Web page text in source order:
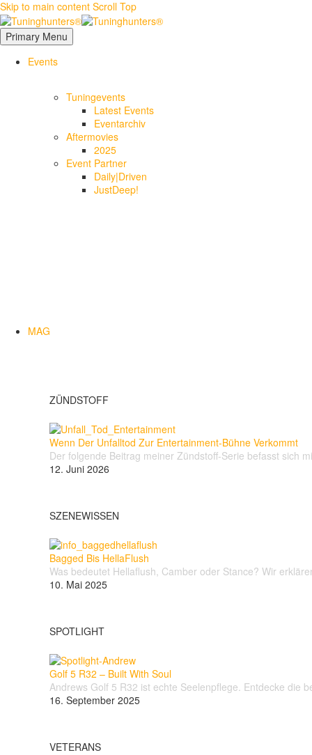
Skip to main content Scroll Top
Primary Menu
Events
Tuningevents
Latest Events
Eventarchiv
Aftermovies
2025
Event Partner
Daily|Driven
JustDeep!
MAG
ZÜNDSTOFF
Wenn Der Unfalltod Zur Entertainment-Bühne Verkommt
Der folgende Beitrag meiner Zündstoff-Serie befasst sich
12. Juni 2026
SZENEWISSEN
Bagged Bis HellaFlush
Was bedeutet Hellaflush, Camber oder Stance? Wir
10. Mai 2025
SPOTLIGHT
Golf 5 R32 – Built With Soul
Andrews Golf 5 R32 ist echte Seelenpflege. Entdecke die
16. September 2025
VETERANS